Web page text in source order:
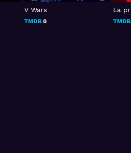
V Wars
TMDB0
La
TMDB